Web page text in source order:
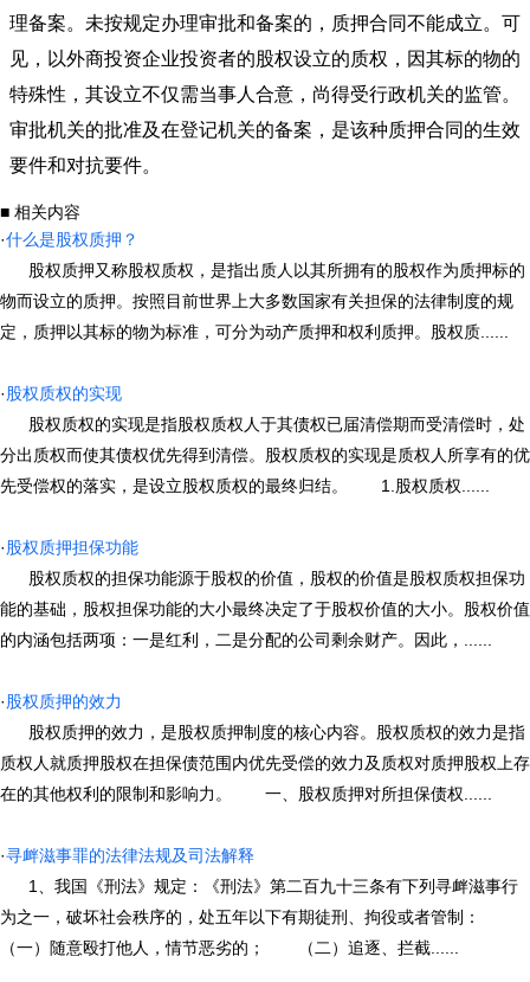
理备案。未按规定办理审批和备案的，质押合同不能成立。可
见，以外商投资企业投资者的股权设立的质权，因其标的物的
特殊性，其设立不仅需当事人合意，尚得受行政机关的监管。
审批机关的批准及在登记机关的备案，是该种质押合同的生效
要件和对抗要件。
■ 相关内容
·什么是股权质押？
股权质押又称股权质权，是指出质人以其所拥有的股权作为质押标的
物而设立的质押。按照目前世界上大多数国家有关担保的法律制度的规
定，质押以其标的物为标准，可分为动产质押和权利质押。股权质......
·股权质权的实现
股权质权的实现是指股权质权人于其债权已届清偿期而受清偿时，处
分出质权而使其债权优先得到清偿。股权质权的实现是质权人所享有的优
先受偿权的落实，是设立股权质权的最终归结。 1.股权质权......
·股权质押担保功能
股权质权的担保功能源于股权的价值，股权的价值是股权质权担保功
能的基础，股权担保功能的大小最终决定了于股权价值的大小。股权价值
的内涵包括两项：一是红利，二是分配的公司剩余财产。因此，......
·股权质押的效力
股权质押的效力，是股权质押制度的核心内容。股权质权的效力是指
质权人就质押股权在担保债范围内优先受偿的效力及质权对质押股权上存
在的其他权利的限制和影响力。 一、股权质押对所担保债权......
·寻衅滋事罪的法律法规及司法解释
1、我国《刑法》规定：《刑法》第二百九十三条有下列寻衅滋事行
为之一，破坏社会秩序的，处五年以下有期徒刑、拘役或者管制：
（一）随意殴打他人，情节恶劣的； （二）追逐、拦截......